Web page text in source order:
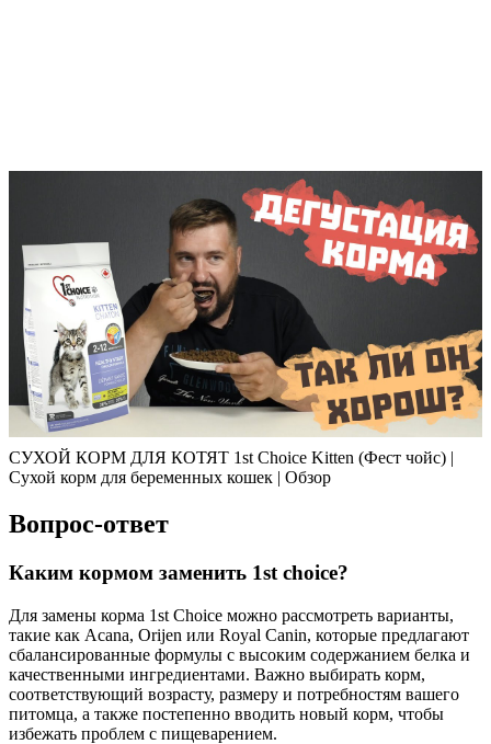
СУХОЙ КОРМ ДЛЯ КОТЯТ 1st Choice Kitten (Фест чойс) |
Сухой корм для беременных кошек | Обзор
Вопрос-ответ
Каким кормом заменить 1st choice?
Для замены корма 1st Choice можно рассмотреть варианты,
такие как Acana, Orijen или Royal Canin, которые предлагают
сбалансированные формулы с высоким содержанием белка и
качественными ингредиентами. Важно выбирать корм,
соответствующий возрасту, размеру и потребностям вашего
питомца, а также постепенно вводить новый корм, чтобы
избежать проблем с пищеварением.